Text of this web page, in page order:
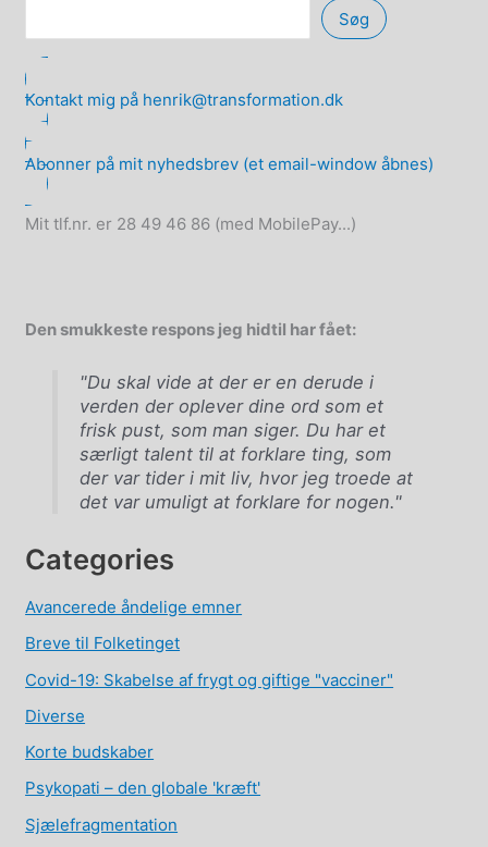
Søg
Kontakt mig på henrik@transformation.dk
Abonner på mit nyhedsbrev (et email-window åbnes)
Mit tlf.nr. er 28 49 46 86 (med MobilePay...)
Den smukkeste respons jeg hidtil har fået:
"Du skal vide at der er en derude i
verden der oplever dine ord som et
frisk pust, som man siger. Du har et
særligt talent til at forklare ting, som
der var tider i mit liv, hvor jeg troede at
det var umuligt at forklare for nogen."
Categories
Avancerede åndelige emner
Breve til Folketinget
Covid-19: Skabelse af frygt og giftige "vacciner"
Diverse
Korte budskaber
Psykopati – den globale 'kræft'
Sjælefragmentation